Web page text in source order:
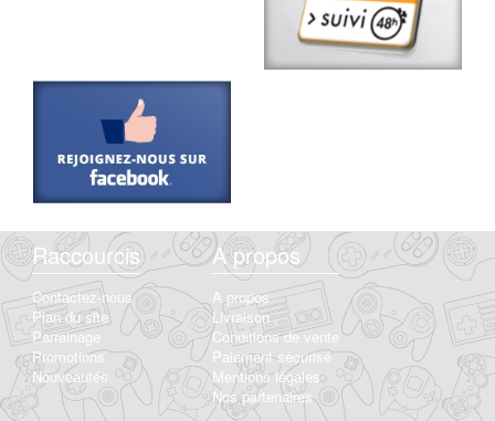
Raccourcis
Contactez-nous
Plan du site
Parrainage
Promotions
Nouveautés
A propos
A propos
Livraison
Conditions de vente
Paiement sécurisé
Mentions légales
Nos partenaires